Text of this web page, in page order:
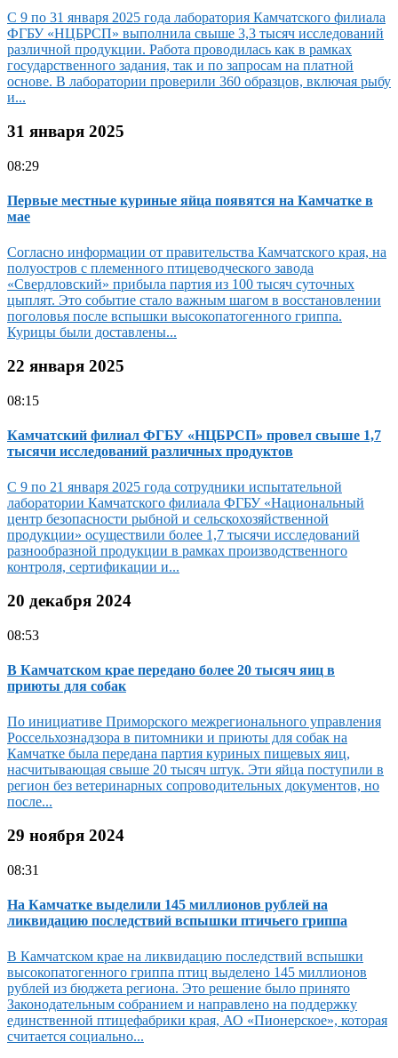
С 9 по 31 января 2025 года лаборатория Камчатского филиала
ФГБУ «НЦБРСП» выполнила свыше 3,3 тысяч исследований
различной продукции. Работа проводилась как в рамках
государственного задания, так и по запросам на платной
основе. В лаборатории проверили 360 образцов, включая рыбу
и...
31 января 2025
08:29
Первые местные куриные яйца появятся на Камчатке в
мае
Согласно информации от правительства Камчатского края, на
полуостров с племенного птицеводческого завода
«Свердловский» прибыла партия из 100 тысяч суточных
цыплят. Это событие стало важным шагом в восстановлении
поголовья после вспышки высокопатогенного гриппа.
Курицы были доставлены...
22 января 2025
08:15
Камчатский филиал ФГБУ «НЦБРСП» провел свыше 1,7
тысячи исследований различных продуктов
С 9 по 21 января 2025 года сотрудники испытательной
лаборатории Камчатского филиала ФГБУ «Национальный
центр безопасности рыбной и сельскохозяйственной
продукции» осуществили более 1,7 тысячи исследований
разнообразной продукции в рамках производственного
контроля, сертификации и...
20 декабря 2024
08:53
В Камчатском крае передано более 20 тысяч яиц в
приюты для собак
По инициативе Приморского межрегионального управления
Россельхознадзора в питомники и приюты для собак на
Камчатке была передана партия куриных пищевых яиц,
насчитывающая свыше 20 тысяч штук. Эти яйца поступили в
регион без ветеринарных сопроводительных документов, но
после...
29 ноября 2024
08:31
На Камчатке выделили 145 миллионов рублей на
ликвидацию последствий вспышки птичьего гриппа
В Камчатском крае на ликвидацию последствий вспышки
высокопатогенного гриппа птиц выделено 145 миллионов
рублей из бюджета региона. Это решение было принято
Законодательным собранием и направлено на поддержку
единственной птицефабрики края, АО «Пионерское», которая
считается социально...